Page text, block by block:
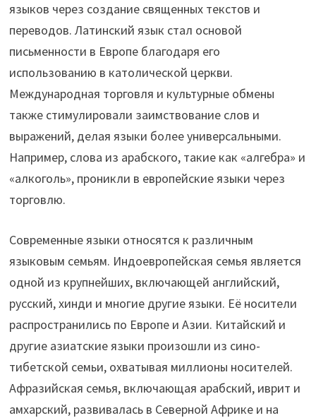
языков через создание священных текстов и
переводов. Латинский язык стал основой
письменности в Европе благодаря его
использованию в католической церкви.
Международная торговля и культурные обмены
также стимулировали заимствование слов и
выражений, делая языки более универсальными.
Например, слова из арабского, такие как «алгебра» и
«алкоголь», проникли в европейские языки через
торговлю.
Современные языки относятся к различным
языковым семьям. Индоевропейская семья является
одной из крупнейших, включающей английский,
русский, хинди и многие другие языки. Её носители
распространились по Европе и Азии. Китайский и
другие азиатские языки произошли из сино-
тибетской семьи, охватывая миллионы носителей.
Афразийская семья, включающая арабский, иврит и
амхарский, развивалась в Северной Африке и на